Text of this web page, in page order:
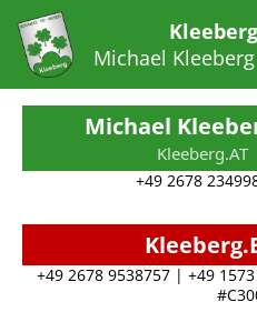
Michael
Michael
Kleeberg.AT
+49 2678
+49 2678 9538757 | +49